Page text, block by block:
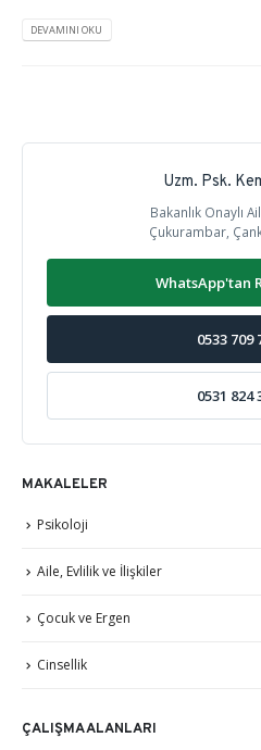
DEVAMINI OKU
Uzm. Psk.
Bakanlık Onaylı
Çukurambar,
WhatsApp'tan
0533 709
0531 824
MAKALELER
Psikoloji
Aile, Evlilik ve İlişkiler
Çocuk ve Ergen
Cinsellik
ÇALIŞMA ALANLARI